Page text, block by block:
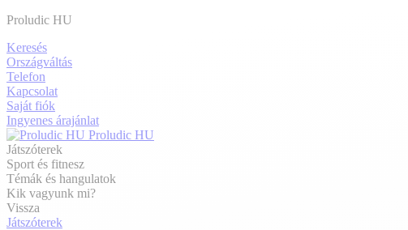
Proludic HU
Keresés
Országváltás
Telefon
Kapcsolat
Saját fiók
Ingyenes árajánlat
Proludic HU
Játszóterek
Sport és fitnesz
Témák és hangulatok
Kik vagyunk mi?
Vissza
Játszóterek